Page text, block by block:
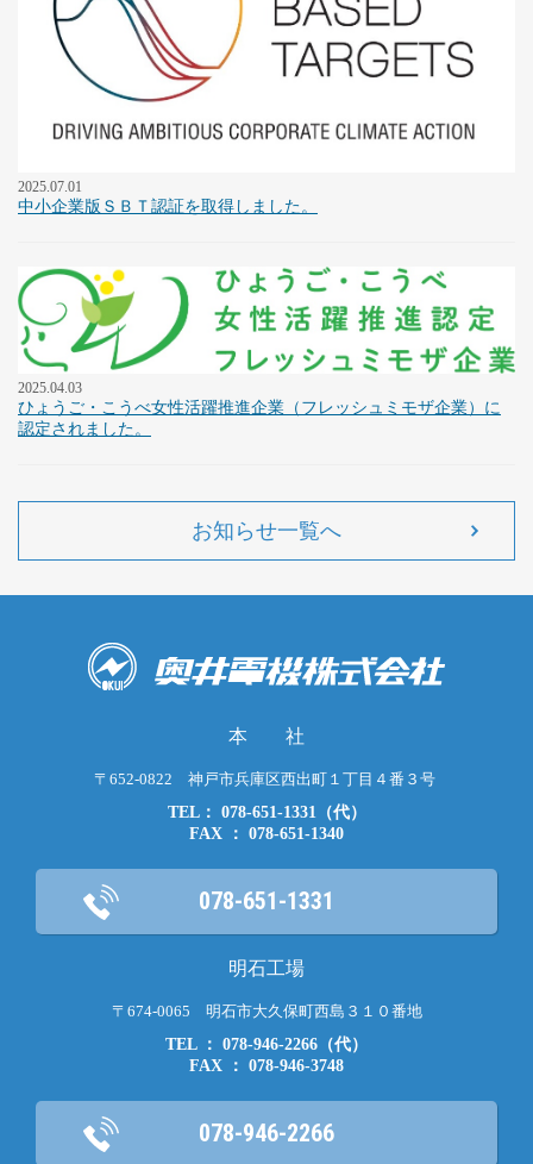
2025.07.01
中小企業版ＳＢＴ認証を取得しました。
2025.04.03
ひょうご・こうべ女性活躍推進企業（フレッシュミモザ企業）に
認定されました。
お知らせ一覧へ
本 社
〒652-0822 神戸市兵庫区西出町１丁目４番３号
TEL： 078-651-1331（代）
FAX ： 078-651-1340
078-651-1331
明石工場
〒674-0065 明石市大久保町西島３１０番地
TEL ： 078-946-2266（代）
FAX ： 078-946-3748
078-946-2266